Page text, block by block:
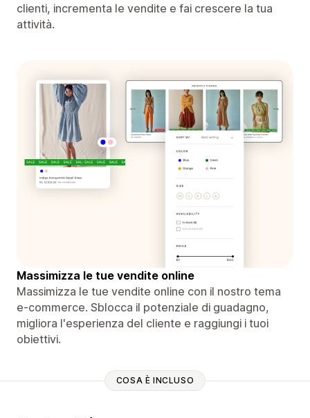
clienti, incrementa le vendite e fai crescere la tua
attività.
Massimizza le tue vendite online
Massimizza le tue vendite online con il nostro tema
e-commerce. Sblocca il potenziale di guadagno,
migliora l'esperienza del cliente e raggiungi i tuoi
obiettivi.
COSA È INCLUSO